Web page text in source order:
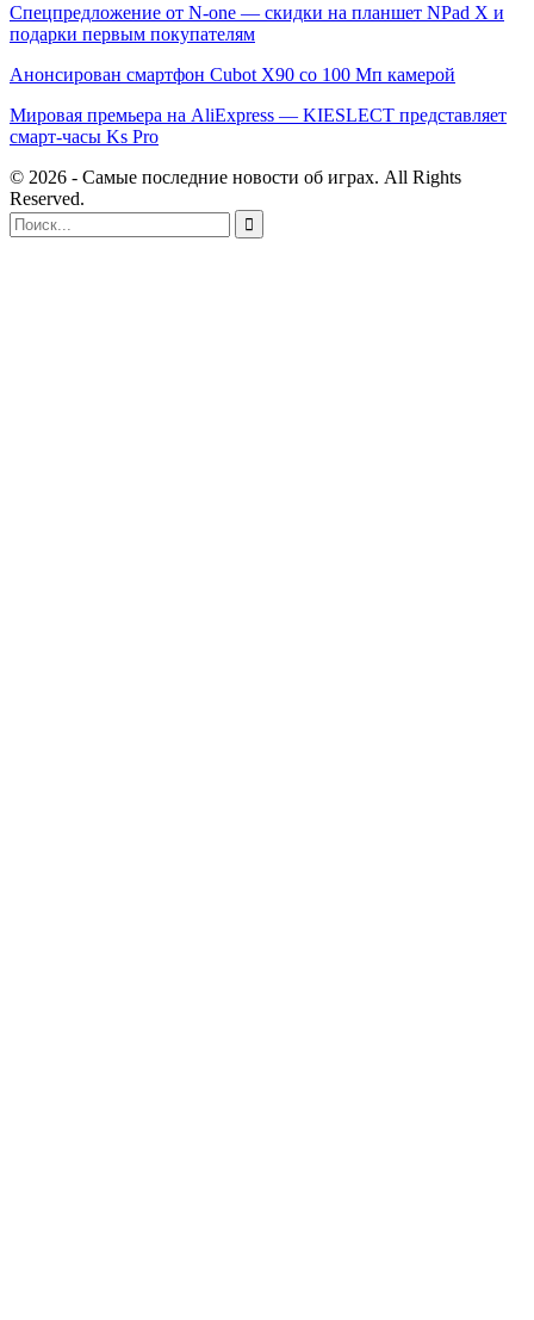
Спецпредложение от N-one — скидки на планшет NPad X и
подарки первым покупателям
Анонсирован смартфон Cubot X90 со 100 Мп камерой
Мировая премьера на AliExpress — KIESLECT представляет
смарт-часы Ks Pro
© 2026 - Самые последние новости об играх. All Rights
Reserved.